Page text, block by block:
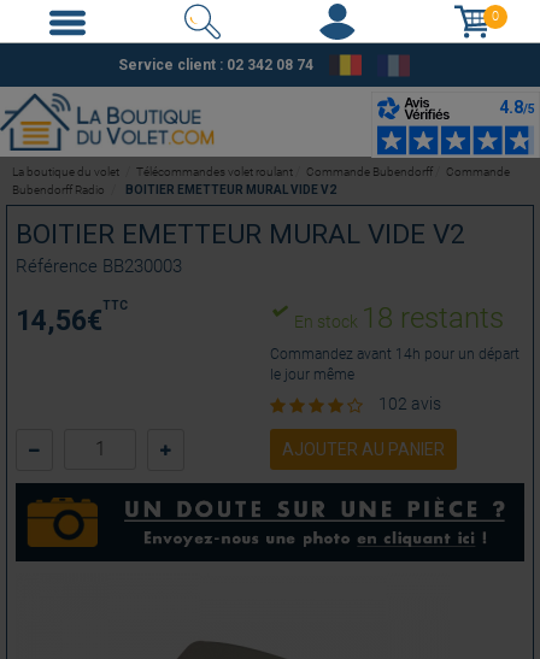
0
Service client : 02 342 08 74
BOITIER EMETTEUR MURAL VIDE V2
Référence BB230003
14,56€TTC
En stock 18 restants
Commandez avant 14h pour un départ
le jour même
102 avis
AJOUTER AU PANIER
La boutique du volet Télécommandes volet roulant Commande Bubendorff
Commande
Bubendorff Radio
BOITIER EMETTEUR MURAL VIDE V2